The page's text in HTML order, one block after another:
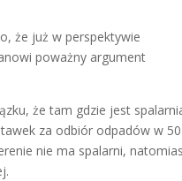
że już w perspektywie
poważny argument
że tam gdzie jest
za odbiór odpadów w 50
nie ma spalarni,